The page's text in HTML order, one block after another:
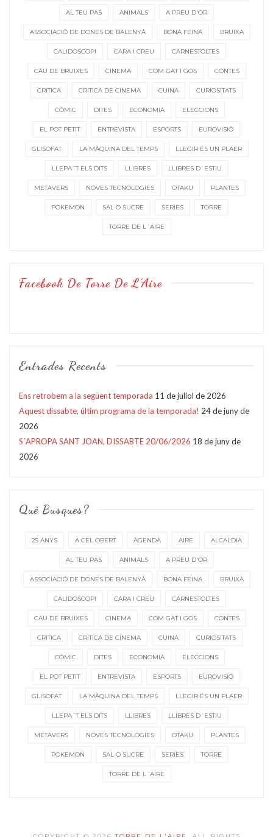
AL TEU PAS ANIMALS A PREU D'OR
ASSOCIACIÓ DE DONES DE BALENYÀ BONA FEINA BRUIXA
CALIDOSCOPI CARA I CREU CARNESTOLTES
CAU DE BRUIXES CINEMA COM GAT I GOS CONTES
CRITICA CRITICA DE CINEMA CUINA CURIOSITATS
CÒMIC DITES ECONOMIA ELECCIONS
EL POT PETIT ENTREVISTA ESPORTS EUROVISIÓ
GLISOFAT LA MÀQUINA DEL TEMPS LLEGIR ÉS UN PLAER
LLEPA´T ELS DITS LLIBRES LLIBRES D´ESTIU
METAVERS NOVES TECNOLOGIES OTAKU PLANTES
POKEMON SAL O SUCRE SERIES TORRE
TORRE DE L´AIRE
Facebook De Torre De L’Aire
Entrades Recents
Ens retrobem a la següent temporada 11 de juliol de 2026
Aquest dissabte, últim programa de la temporada! 24 de juny de
2026
S´APROPA SANT JOAN, DISSABTE 20/06/2026 18 de juny de
2026
Què Busques?
25 ANYS A CEL OBERT AGENDA AIRE ALCALDIA
AL TEU PAS ANIMALS A PREU D'OR
ASSOCIACIÓ DE DONES DE BALENYÀ BONA FEINA BRUIXA
CALIDOSCOPI CARA I CREU CARNESTOLTES
CAU DE BRUIXES CINEMA COM GAT I GOS CONTES
CRITICA CRITICA DE CINEMA CUINA CURIOSITATS
CÒMIC DITES ECONOMIA ELECCIONS
EL POT PETIT ENTREVISTA ESPORTS EUROVISIÓ
GLISOFAT LA MÀQUINA DEL TEMPS LLEGIR ÉS UN PLAER
LLEPA´T ELS DITS LLIBRES LLIBRES D´ESTIU
METAVERS NOVES TECNOLOGIES OTAKU PLANTES
POKEMON SAL O SUCRE SERIES TORRE
TORRE DE L´AIRE